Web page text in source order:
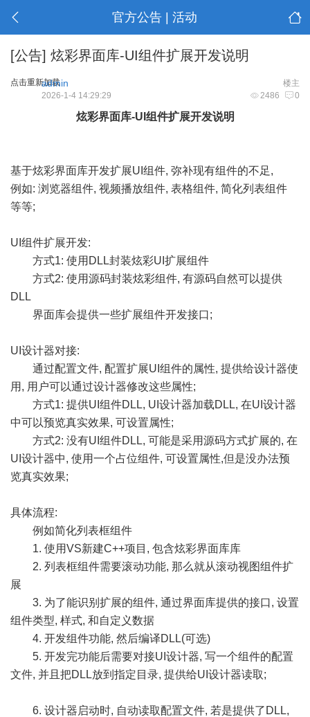
官方公告 | 活动
[公告] 炫彩界面库-UI组件扩展开发说明
点击重新加载 楼主
admin
2486 0
2026-1-4 14:29:29
炫彩界面库-U I组件扩展开发说明
基于炫彩界面库开发扩展UI组件, 弥补现有组件的不足,
例如: 浏览器组件, 视频播放组件, 表格组件, 简化列表组件
等等;
UI组件扩展开发:
方式1: 使用DLL封装炫彩UI扩展组件
方式2: 使用源码封装炫彩组件, 有源码自然可以提供
DLL
界面库会提供一些扩展组件开发接口;
UI设计器对接:
通过配置文件, 配置扩展UI组件的属性, 提供给设计器使
用, 用户可以通过设计器修改这些属性;
方式1: 提供UI组件DLL, UI设计器加载DLL, 在UI设计器
中可以预览真实效果, 可设置属性;
方式2: 没有UI组件DLL, 可能是采用源码方式扩展的, 在
UI设计器中, 使用一个占位组件, 可设置属性,但是没办法预
览真实效果;
具体流程:
例如简化列表框组件
1. 使用VS新建C++项目, 包含炫彩界面库库
2. 列表框组件需要滚动功能, 那么就从滚动视图组件扩
展
3. 为了能识别扩展的组件, 通过界面库提供的接口, 设置
组件类型, 样式, 和自定义数据
4. 开发组件功能, 然后编译DLL(可选)
5. 开发完功能后需要对接UI设计器, 写一个组件的配置
文件, 并且把DLL放到指定目录, 提供给UI设计器读取;
6. 设计器启动时, 自动读取配置文件, 若是提供了DLL,